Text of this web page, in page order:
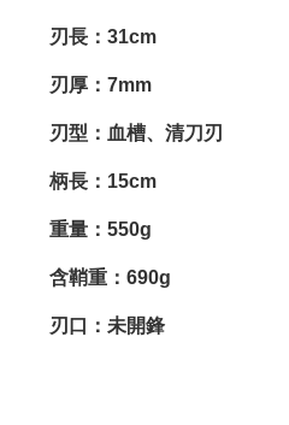
刃長：31cm
刃厚：7mm
刃型：血槽、清刀刃
柄長：15cm
重量：550g
含鞘重：690g
刃口：未開鋒